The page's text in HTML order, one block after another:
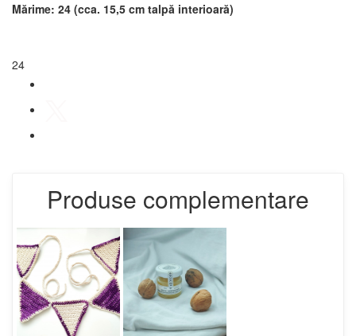
Mărime: 24 (cca. 15,5 cm talpă interioară)
24
Produse complementare